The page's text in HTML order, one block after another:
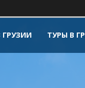
ГРУЗИИ ТУРЫ В